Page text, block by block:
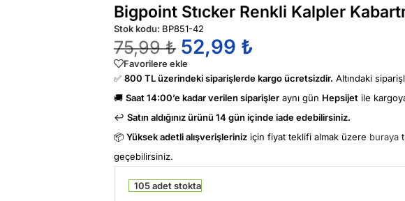
Bigpoint Stıcker Renkli Kalpler
Stok kodu: BP851-42
75,99₺ 52,99 ₺
Favorilere ekle
✅ 800 TL üzerindeki siparişlerde kargo ücretsizdir. Altındaki
🚚 Saat 14:00’e kadar verilen siparişler aynı gün Hepsijet ile
↩️ Satın aldığınız ürünü 14 gün içinde iade edebilirsiniz.
📦 Yüksek adetli alışverişleriniz için fiyat teklifi almak üzere buraya
geçebilirsiniz.
105 adet stokta